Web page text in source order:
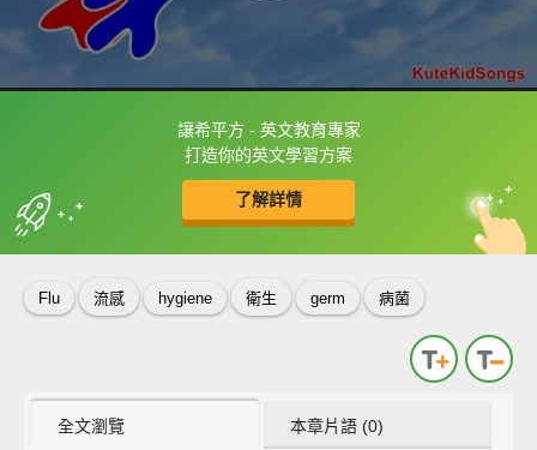
讓希平方 - 英文教育專家
打造你的英文學習方案
了解詳情
框選或點兩下字幕可以直接查字典喔！
收錄佳句 中
英
Flu 流感 hygiene 衛生 germ 病菌
全文瀏覽 本章片語 (0)